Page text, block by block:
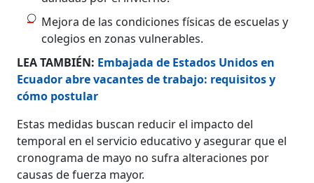
Mejora de las condiciones físicas de escuelas y
colegios en zonas vulnerables.
LEA TAMBIÉN: Embajada de Estados Unidos en
Ecuador abre vacantes de trabajo: requisitos y
cómo postular
Estas medidas buscan reducir el impacto del
temporal en el servicio educativo y asegurar que el
cronograma de mayo no sufra alteraciones por
causas de fuerza mayor.